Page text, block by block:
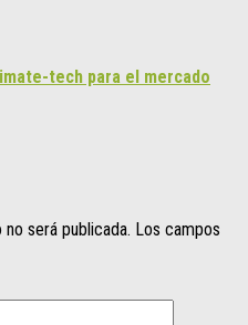
tech para el mercado
será publicada. Los campos